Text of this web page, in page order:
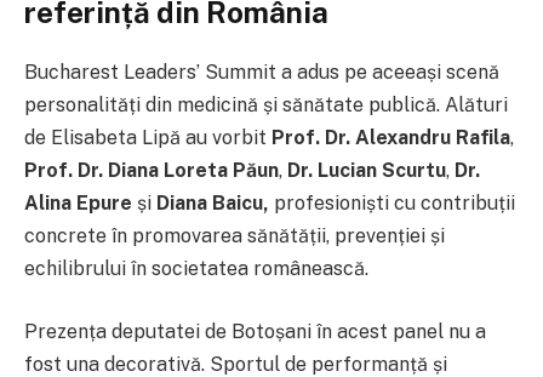
referință din România
Bucharest Leaders’ Summit a adus pe aceeași scenă
personalități din medicină și sănătate publică. Alături
de Elisabeta Lipă au vorbit Prof. Dr. Alexandru Rafila,
Prof. Dr. Diana Loreta Păun, Dr. Lucian Scurtu, Dr.
Alina Epure și Diana Baicu, profesioniști cu contribuții
concrete în promovarea sănătății, prevenției și
echilibrului în societatea românească.
Prezența deputatei de Botoșani în acest panel nu a
fost una decorativă. Sportul de performanță și